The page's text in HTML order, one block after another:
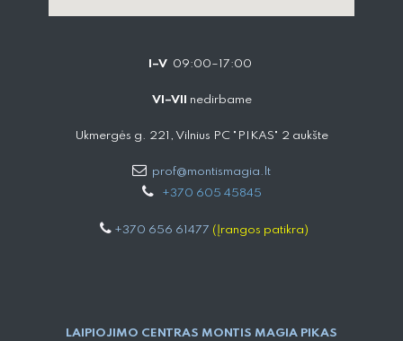
I–V 09:00–17:00
VI–VII nedirbame
Ukmergės g. 221, Vilnius PC "PIKAS" 2 aukšte
prof@montismagia.lt
+370 605 4584​5
+370 656 61477 (Įrangos patikra)
LAIPIOJIMO CENTRAS MONTIS MAGIA PIKAS